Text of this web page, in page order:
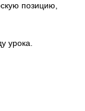
позицию,
урока.